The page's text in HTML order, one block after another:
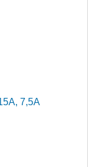
7,5A